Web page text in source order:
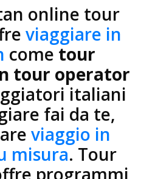
online tour
viaggiare in
come tour
tour operator
italiani
fai da te,
viaggio in
misura. Tour
programmi